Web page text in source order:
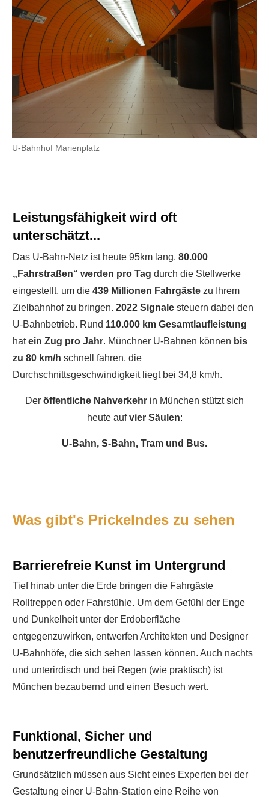
U-Bahnhof Marienplatz
Leistungsfähigkeit wird oft
unterschätzt...
Das U-Bahn-Netz ist heute 95km lang. 80.000
„Fahrstraßen“ werden pro Tag durch die Stellwerke
eingestellt, um die 439 Millionen Fahrgäste zu Ihrem
Zielbahnhof zu bringen. 2022 Signale steuern dabei den
U-Bahnbetrieb. Rund 110.000 km Gesamtlaufleistung
hatein Zug pro Jahr. Münchner U-Bahnen können bis
zu 80 km/h schnell fahren, die
Durchschnittsgeschwindigkeit liegt bei 34,8 km/h.
Der öffentliche Nahverkehr in München stützt sich
heute aufvier Säulen:
U-Bahn, S-Bahn, Tram und Bus.
Was gibt's Prickelndes zu sehen
Barrierefreie Kunst im Untergrund
Tief hinab unter die Erde bringen die Fahrgäste
Rolltreppen oder Fahrstühle. Um dem Gefühl der Enge
und Dunkelheit unter der Erdoberfläche
entgegenzuwirken, entwerfen Architekten und Designer
U-Bahnhöfe, die sich sehen lassen können. Auch nachts
und unterirdisch und bei Regen (wie praktisch) ist
München bezaubernd und einen Besuch wert.
Funktional, Sicher und
benutzerfreundliche Gestaltung
Grundsätzlich müssen aus Sicht eines Experten bei der
Gestaltung einer U-Bahn-Station eine Reihe von